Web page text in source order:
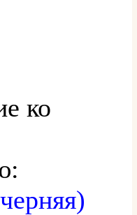
ко